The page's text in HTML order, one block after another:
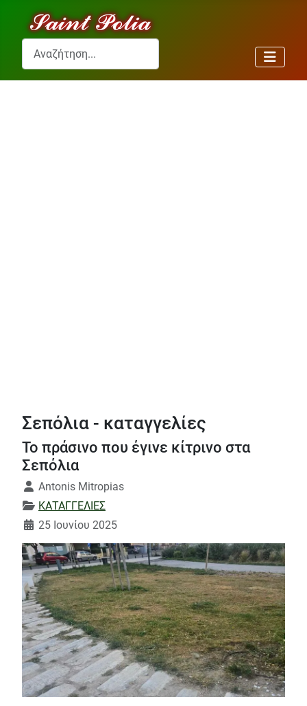
Αναζήτηση...
Σεπόλια - καταγγελίες
Το πράσινο που έγινε κίτρινο στα
Σεπόλια
Λεπτομέρειες
Antonis Mitropias
ΚΑΤΑΓΓΕΛΙΕΣ
25 Ιουνίου 2025